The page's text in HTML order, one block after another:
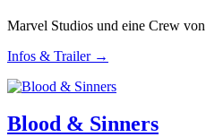
Marvel Studios und eine Crew
Infos & Trailer →
Blood & Sinners